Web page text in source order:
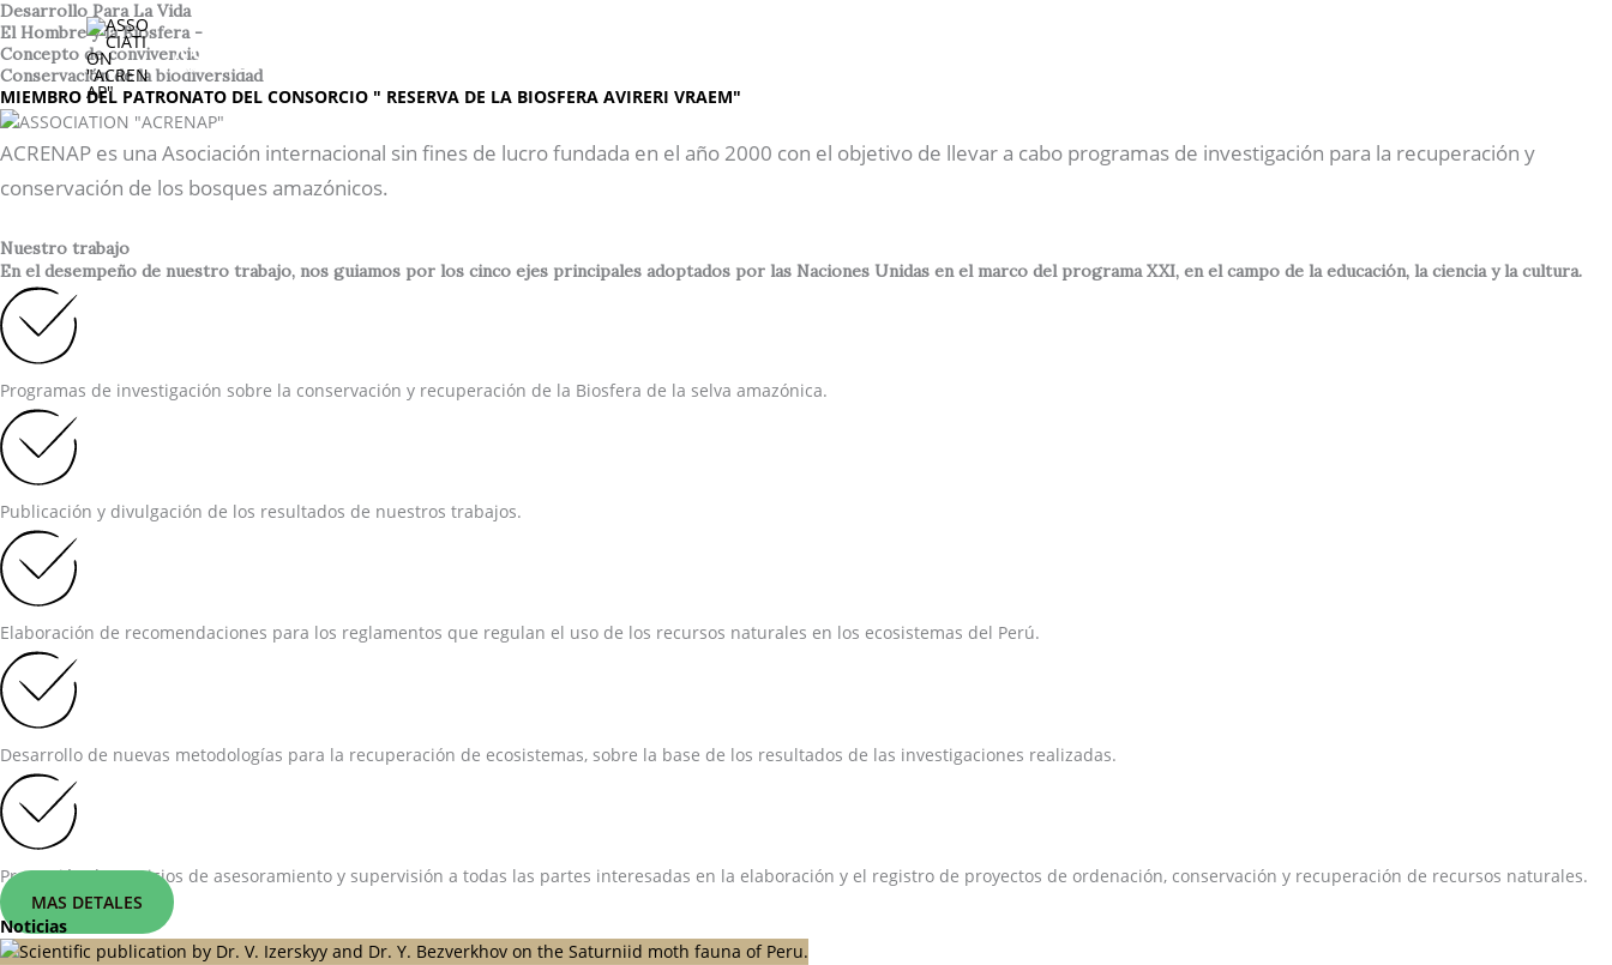
Ir
al
contenido
ASSOCIATION "ACRENAP"
Desarrollo Para La Vida
El Hombre y la Biosfera -
Concepto de convivencia
Conservación de la biodiversidad
MIEMBRO DEL PATRONATO DEL CONSORCIO " RESERVA DE LA BIOSFERA AVIRERI VRAEM"
ACRENAP es una Asociación internacional sin fines de lucro fundada en el año 2000 con el objetivo de llevar a cabo programas de investigación para la recuperación y
conservación de los bosques amazónicos.
Nuestro trabajo
En el desempeño de nuestro trabajo, nos guiamos por los cinco ejes principales adoptados por las Naciones Unidas en el marco del programa XXI, en el campo de la educación, la ciencia y la cultura.
Programas de investigación sobre la conservación y recuperación de la Biosfera de la selva amazónica.
Publicación y divulgación de los resultados de nuestros trabajos.
Elaboración de recomendaciones para los reglamentos que regulan el uso de los recursos naturales en los ecosistemas del Perú.
Desarrollo de nuevas metodologías para la recuperación de ecosistemas, sobre la base de los resultados de las investigaciones realizadas.
Prestación de servicios de asesoramiento y supervisión a todas las partes interesadas en la elaboración y el registro de proyectos de ordenación, conservación y recuperación de recursos naturales.
MAS DETALES
Noticias